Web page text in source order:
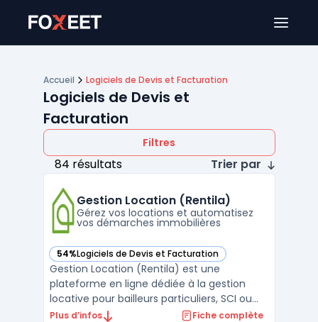
Accueil Logiciels de Devis et Facturation
Logiciels de Devis et
Facturation
Filtres
84 résultats Trier par
Gestion Location (Rentila)
Gérez vos locations et automatisez
vos démarches immobilières
54%Logiciels de Devis et Facturation
— voir Gestion Location (Rentila) dans cette catégorie
Gestion Location (Rentila) est une
plateforme en ligne dédiée à la gestion
locative pour bailleurs particuliers, SCI ou
petites sociétés. L’outil centralise les étapes
Plus d’infos Fiche complète